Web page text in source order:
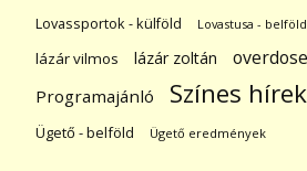
Lovassportok - külföld Lovastusa - belföld
lázár vilmos lázár zoltán overdose
Programajánló Színes hírek
Ügető - belföld Ügető eredmények